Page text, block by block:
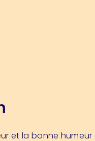
et la bonne